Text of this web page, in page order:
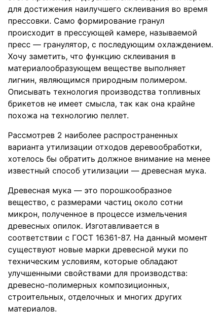
для достижения наилучшего склеивания во время
прессовки. Само формирование гранул
происходит в прессующей камере, называемой
пресс — гранулятор, с последующим охлаждением.
Хочу заметить, что функцию склеивания в
материалообразующем веществе выполняет
лигнин, являющимся природным полимером.
Описывать технология производства топливных
брикетов не имеет смысла, так как она крайне
похожа на технологию пеллет.
Рассмотрев 2 наиболее распространенных
варианта утилизации отходов деревообработки,
хотелось бы обратить должное внимание на менее
известный способ утилизации — древесная мука.
Древесная мука — это порошкообразное
вещество, с размерами частиц около сотни
микрон, полученное в процессе измельчения
древесных опилок. Изготавливается в
соответствии с ГОСТ 16361-87. На данный момент
существуют новые марки древесной муки по
техническим условиям, которые обладают
улучшенными свойствами для производства:
древесно-полимерных композиционных,
строительных, отделочных и многих других
материалов.